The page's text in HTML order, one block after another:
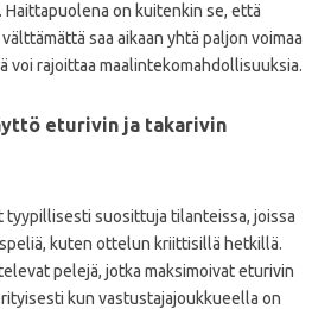
Haittapuolena on kuitenkin se, että
saa aikaan yhtä paljon voimaa
voi rajoittaa maalintekomahdollisuuksia.
eturivin ja takarivin
tyypillisesti suosittuja tilanteissa, joissa
kuten ottelun kriittisillä hetkillä.
pelejä, jotka maksimoivat eturivin
kun vastustajajoukkueella on